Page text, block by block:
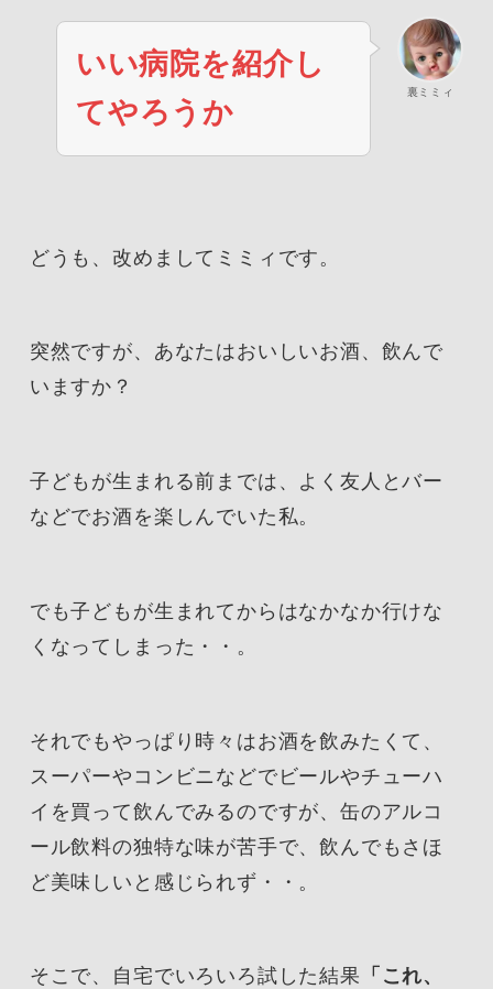
裏ミミィ
いい病院を紹介し
てやろうか
どうも、改めましてミミィです。
突然ですが、あなたはおいしいお酒、飲んで
いますか？
子どもが生まれる前までは、よく友人とバー
などでお酒を楽しんでいた私。
でも子どもが生まれてからはなかなか行けな
くなってしまった・・。
それでもやっぱり時々はお酒を飲みたくて、
スーパーやコンビニなどでビールやチューハ
イを買って飲んでみるのですが、缶のアルコ
ール飲料の独特な味が苦手で、飲んでもさほ
ど美味しいと感じられず・・。
そこで、自宅でいろいろ試した結果 「これ、